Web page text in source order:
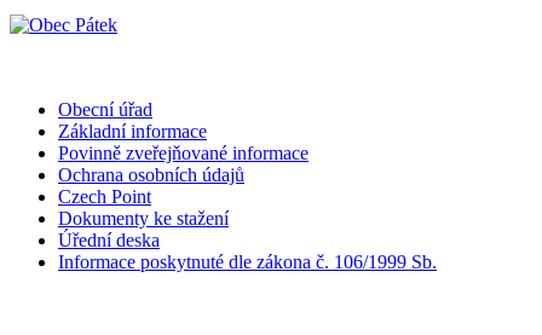
Obecní úřad
Základní informace
Povinně zveřejňované informace
Ochrana osobních údajů
Czech Point
Dokumenty ke stažení
Úřední deska
Informace poskytnuté dle zákona č. 106/1999 Sb.